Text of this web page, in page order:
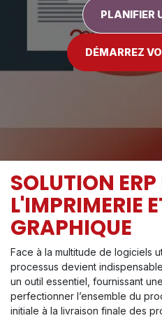
PLANIFIER
DÉMARREZ
SOLUTION
L'IMPRIMERIE
GRAPHIQUE
Face à la multitude de logiciels
processus devient
un outil essentiel, fournissant
perfectionner l’ensemble du
initiale à la livraison finale des